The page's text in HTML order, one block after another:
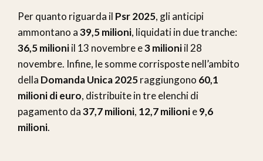
Per quanto riguarda il Psr 2025, gli anticipi
ammontano a39,5 milioni, liquidati in due tranche:
36,5 milioniil 13 novembre e3 milioniil 28
novembre. Infine, le somme corrisposte nell’ambito
della Domanda Unica 2025raggiungono 60,1
milioni di euro, distribuite in tre elenchi di
pagamento da37,7 milioni, 12,7 milionie9,6
milioni.